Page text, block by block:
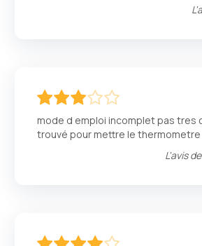
mode d emploi incomplet pas tres
trouvé pour mettre le thermometre
L'avis de